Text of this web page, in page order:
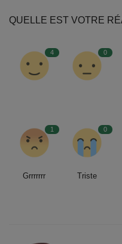
QUELLE EST VOTRE
4 0
1
Grrrrrrr
0
Triste